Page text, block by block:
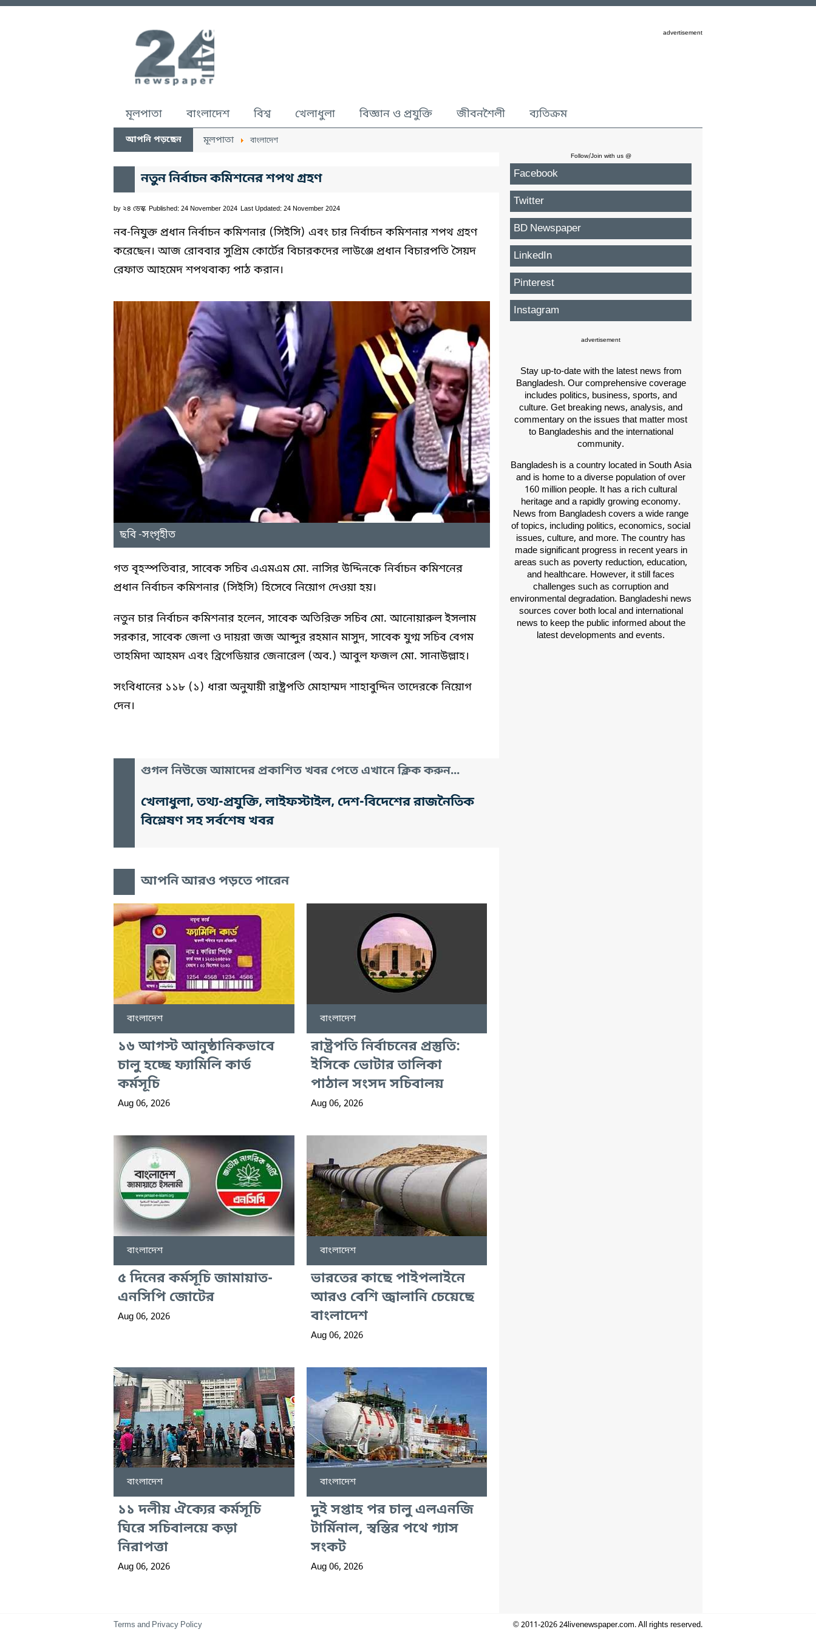
advertisement
মূলপাতা বাংলাদেশ বিশ্ব খেলাধুলা বিজ্ঞান ও প্রযুক্তি জীবনশৈলী ব্যতিক্রম
আপনি পড়ছেন মূলপাতা বাংলাদেশ
নতুন নির্বাচন কমিশনের শপথ গ্রহণ
by ২৪ ডেস্ক Published: 24 November 2024 Last Updated: 24 November 2024
নব-নিযুক্ত প্রধান নির্বাচন কমিশনার (সিইসি) এবং চার নির্বাচন কমিশনার শপথ গ্রহণ
করেছেন। আজ রোববার সুপ্রিম কোর্টের বিচারকদের লাউঞ্জে প্রধান বিচারপতি সৈয়দ
রেফাত আহমেদ শপথবাক্য পাঠ করান।
ছবি -সংগৃহীত
গত বৃহস্পতিবার, সাবেক সচিব এএমএম মো. নাসির উদ্দিনকে নির্বাচন কমিশনের
প্রধান নির্বাচন কমিশনার (সিইসি) হিসেবে নিয়োগ দেওয়া হয়।
নতুন চার নির্বাচন কমিশনার হলেন, সাবেক অতিরিক্ত সচিব মো. আনোয়ারুল ইসলাম
সরকার, সাবেক জেলা ও দায়রা জজ আব্দুর রহমান মাসুদ, সাবেক যুগ্ম সচিব বেগম
তাহমিদা আহমদ এবং ব্রিগেডিয়ার জেনারেল (অব.) আবুল ফজল মো. সানাউল্লাহ।
সংবিধানের ১১৮ (১) ধারা অনুযায়ী রাষ্ট্রপতি মোহাম্মদ শাহাবুদ্দিন তাদেরকে নিয়োগ
দেন।
গুগল নিউজে আমাদের প্রকাশিত খবর পেতে এখানে ক্লিক করুন...
খেলাধুলা, তথ্য-প্রযুক্তি, লাইফস্টাইল, দেশ-বিদেশের রাজনৈতিক
বিশ্লেষণ সহ সর্বশেষ খবর
আপনি আরও পড়তে পারেন
বাংলাদেশ
১৬ আগস্ট আনুষ্ঠানিকভাবে
চালু হচ্ছে ফ্যামিলি কার্ড
কর্মসূচি
Aug 06, 2026
বাংলাদেশ
রাষ্ট্রপতি নির্বাচনের প্রস্তুতি:
ইসিকে ভোটার তালিকা
পাঠাল সংসদ সচিবালয়
Aug 06, 2026
বাংলাদেশ
৫ দিনের কর্মসূচি জামায়াত-
এনসিপি জোটের
Aug 06, 2026
বাংলাদেশ
ভারতের কাছে পাইপলাইনে
আরও বেশি জ্বালানি চেয়েছে
বাংলাদেশ
Aug 06, 2026
বাংলাদেশ
১১ দলীয় ঐক্যের কর্মসূচি
ঘিরে সচিবালয়ে কড়া
নিরাপত্তা
Aug 06, 2026
বাংলাদেশ
দুই সপ্তাহ পর চালু এলএনজি
টার্মিনাল, স্বস্তির পথে গ্যাস
সংকট
Aug 06, 2026
Follow/Join with us @
Facebook
Twitter
BD Newspaper
LinkedIn
Pinterest
Instagram
advertisement
Stay up-to-date with the latest news from
Bangladesh. Our comprehensive coverage
includes politics, business, sports, and
culture. Get breaking news, analysis, and
commentary on the issues that matter most
to Bangladeshis and the international
community.
Bangladesh is a country located in South Asia
and is home to a diverse population of over
160 million people. It has a rich cultural
heritage and a rapidly growing economy.
News from Bangladesh covers a wide range
of topics, including politics, economics, social
issues, culture, and more. The country has
made significant progress in recent years in
areas such as poverty reduction, education,
and healthcare. However, it still faces
challenges such as corruption and
environmental degradation. Bangladeshi news
sources cover both local and international
news to keep the public informed about the
latest developments and events.
Terms and Privacy Policy © 2011-2026 24livenewspaper.com. All rights reserved.